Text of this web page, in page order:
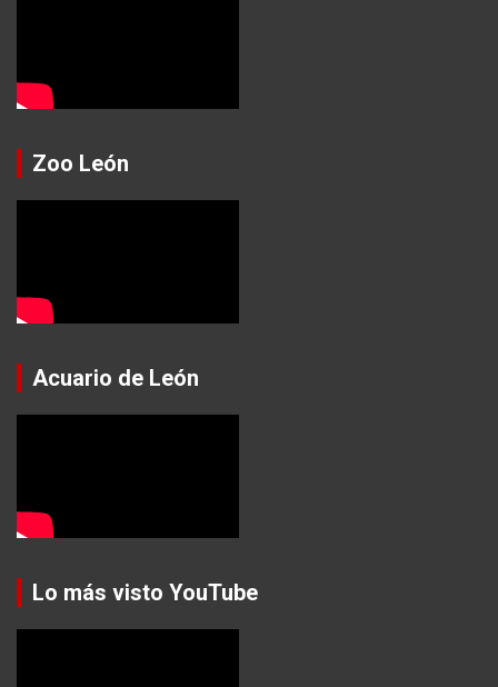
Zoo León
Acuario de León
Lo más visto YouTube